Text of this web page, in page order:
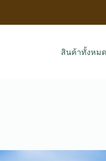
สินค้าทั้งหมด